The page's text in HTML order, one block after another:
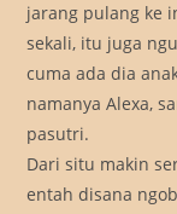
jarang pulang ke
sekali, itu juga
cuma ada dia
namanya Alexa,
pasutri.
Dari situ makin
entah disana